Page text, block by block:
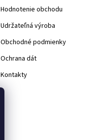
Hodnotenie obchodu
Udržateľná výroba
Obchodné podmienky
Ochrana dát
Kontakty